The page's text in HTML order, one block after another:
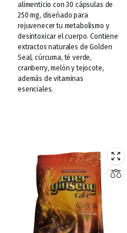
alimenticio con 30 cápsulas de
250 mg, diseñado para
rejuvenecer tu metabolismo y
desintoxicar el cuerpo. Contiene
extractos naturales de Golden
Seal, cúrcuma, té verde,
cranberry, melón y tejocote,
además de vitaminas
esenciales.